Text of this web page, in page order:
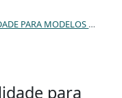
EM INSTITUIÇÕES DE ENSINO SUPERIOR EM MOÇAMBIQUE.
para